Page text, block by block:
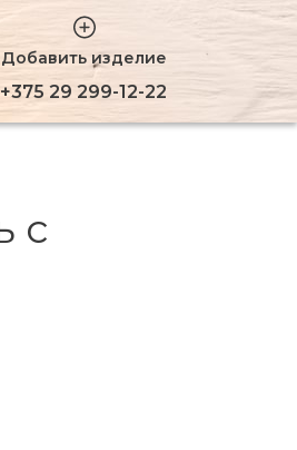
Добавить изделие
+375 29 299-12-22
с